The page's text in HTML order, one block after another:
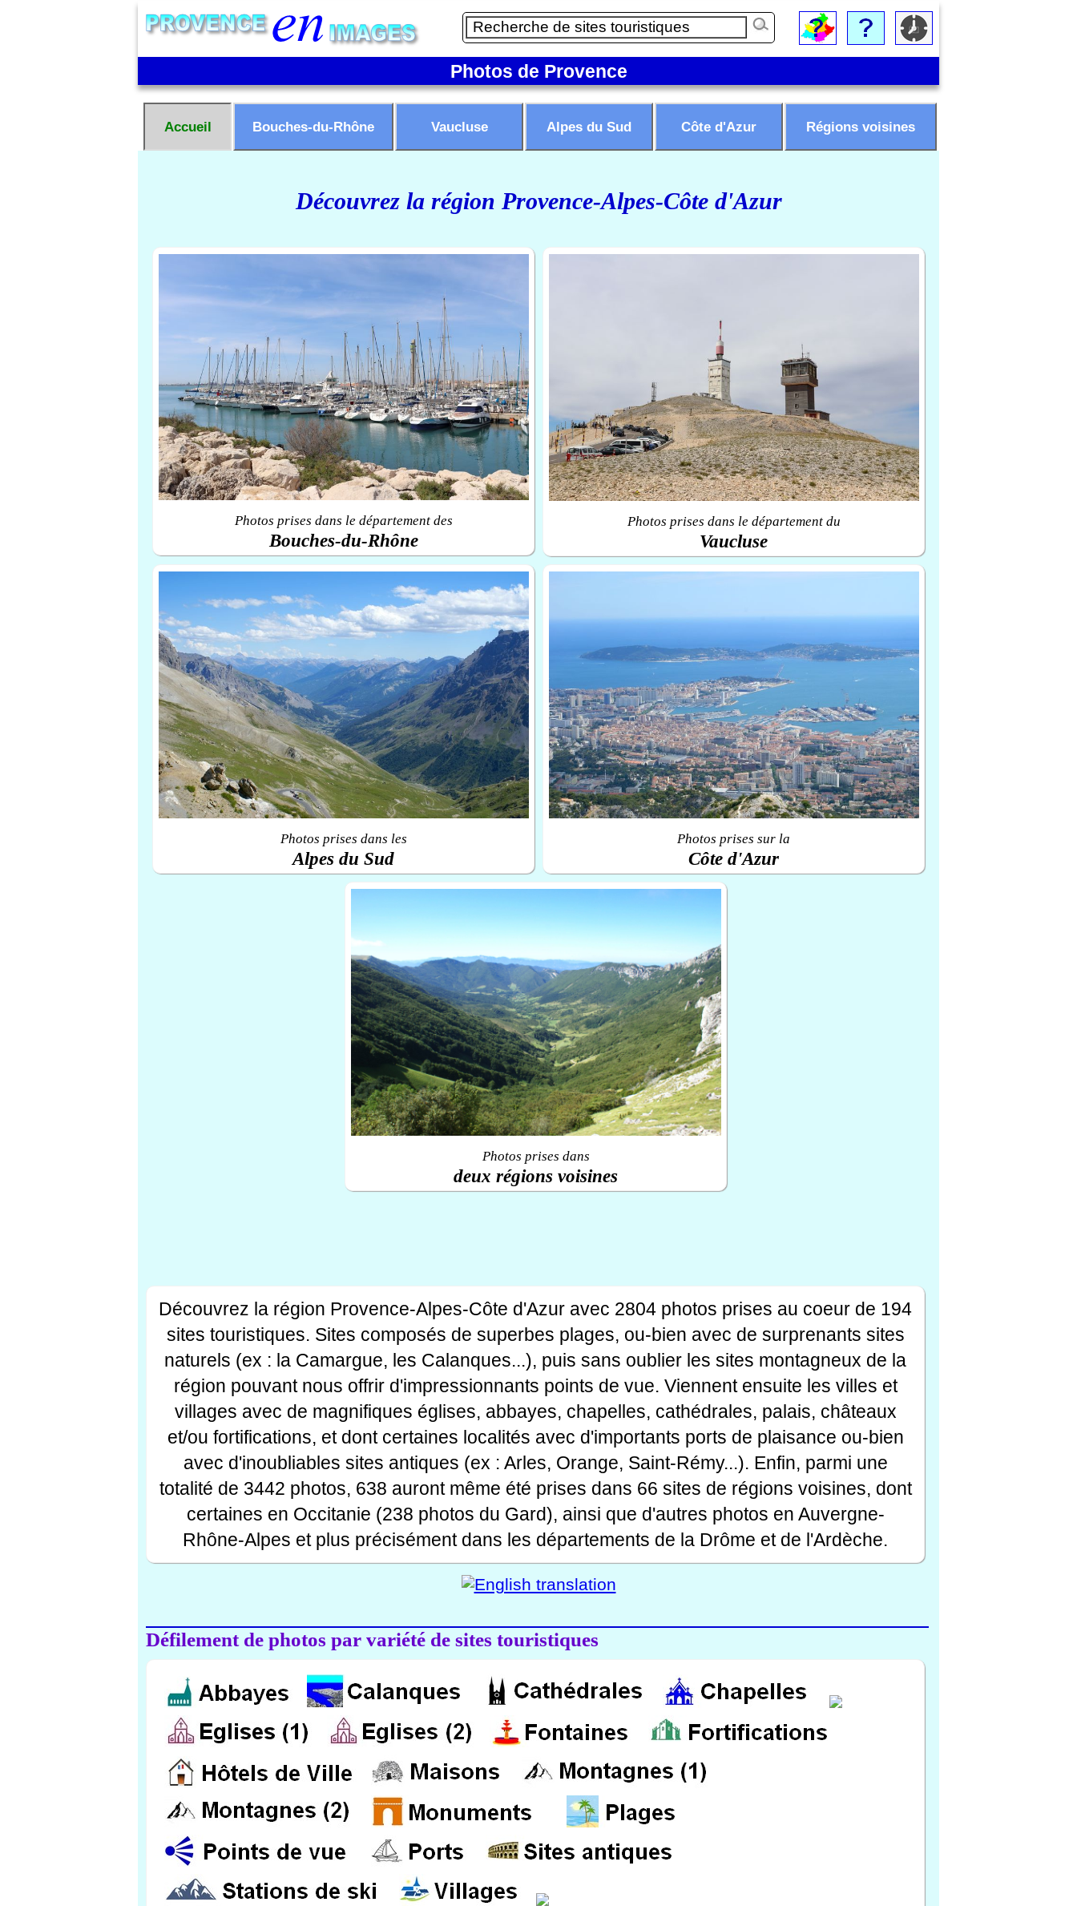
Photos de Provence
Accueil Bouches-du-Rhône Vaucluse Alpes du Sud Côte d'Azur Régions voisines
Découvrez la région Provence-Alpes-Côte d'Azur
Photos prises dans le département des
Bouches-du-Rhône
Photos prises dans le département du
Vaucluse
Photos prises dans les
Alpes du Sud
Photos prises sur la
Côte d'Azur
Photos prises dans
deux régions voisines
Découvrez la région Provence-Alpes-Côte d'Azur avec 2804 photos prises au coeur de 194
sites touristiques. Sites composés de superbes plages, ou-bien avec de surprenants sites
naturels (ex : la Camargue, les Calanques...), puis sans oublier les sites montagneux de la
région pouvant nous offrir d'impressionnants points de vue. Viennent ensuite les villes et
villages avec de magnifiques églises, abbayes, chapelles, cathédrales, palais, châteaux
et/ou fortifications, et dont certaines localités avec d'importants ports de plaisance ou-bien
avec d'inoubliables sites antiques (ex : Arles, Orange, Saint-Rémy...). Enfin, parmi une
totalité de 3442 photos, 638 auront même été prises dans 66 sites de régions voisines, dont
certaines en Occitanie (238 photos du Gard), ainsi que d'autres photos en Auvergne-
Rhône-Alpes et plus précisément dans les départements de la Drôme et de l'Ardèche.
Défilement de photos par variété de sites touristiques